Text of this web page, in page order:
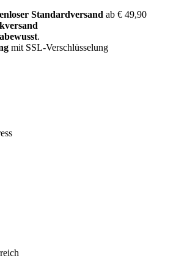
Standardversand ab € 49,90
.
mit SSL-Verschlüsselung